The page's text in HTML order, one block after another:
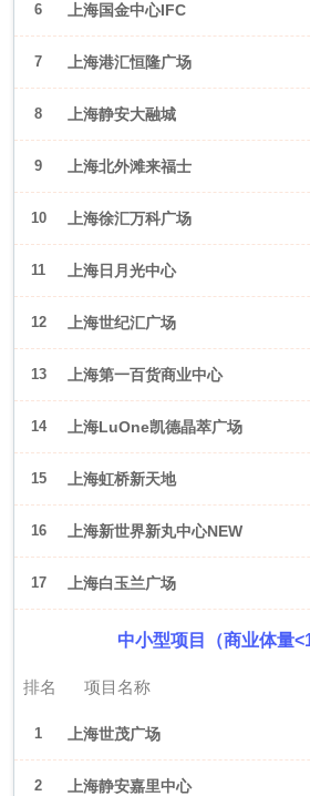
6 上海国金中心IFC
7 上海港汇恒隆广场
8 上海静安大融城
9 上海北外滩来福士
10 上海徐汇万科广场
11 上海日月光中心
12 上海世纪汇广场
13 上海第一百货商业中心
14 上海LuOne凯德晶萃广场
15 上海虹桥新天地
16 上海新世界新丸中心NEW
ONE
17 上海白玉兰广场
中小型项目（商业体量
排名 项目名称
1 上海世茂广场
2 上海静安嘉里中心